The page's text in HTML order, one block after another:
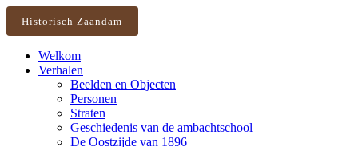
Historisch Zaandam
Welkom
Verhalen
Beelden en Objecten
Personen
Straten
Geschiedenis van de ambachtschool
De Oostzijde van 1896